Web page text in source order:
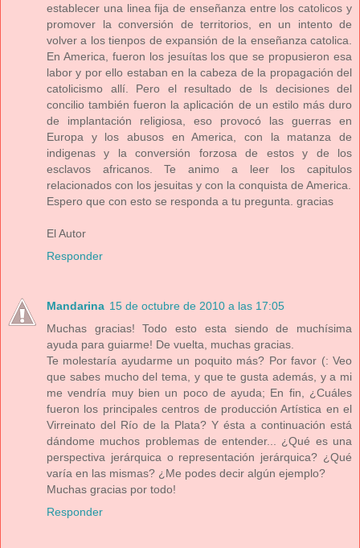
establecer una linea fija de enseñanza entre los catolicos y
promover la conversión de territorios, en un intento de
volver a los tienpos de expansión de la enseñanza catolica.
En America, fueron los jesuítas los que se propusieron esa
labor y por ello estaban en la cabeza de la propagación del
catolicismo allí. Pero el resultado de ls decisiones del
concilio también fueron la aplicación de un estilo más duro
de implantación religiosa, eso provocó las guerras en
Europa y los abusos en America, con la matanza de
indigenas y la conversión forzosa de estos y de los
esclavos africanos. Te animo a leer los capitulos
relacionados con los jesuitas y con la conquista de America.
Espero que con esto se responda a tu pregunta. gracias
El Autor
Responder
Mandarina 15 de octubre de 2010 a las 17:05
Muchas gracias! Todo esto esta siendo de muchísima
ayuda para guiarme! De vuelta, muchas gracias.
Te molestaría ayudarme un poquito más? Por favor (: Veo
que sabes mucho del tema, y que te gusta además, y a mi
me vendría muy bien un poco de ayuda; En fin, ¿Cuáles
fueron los principales centros de producción Artística en el
Virreinato del Río de la Plata? Y ésta a continuación está
dándome muchos problemas de entender... ¿Qué es una
perspectiva jerárquica o representación jerárquica? ¿Qué
varía en las mismas? ¿Me podes decir algún ejemplo?
Muchas gracias por todo!
Responder